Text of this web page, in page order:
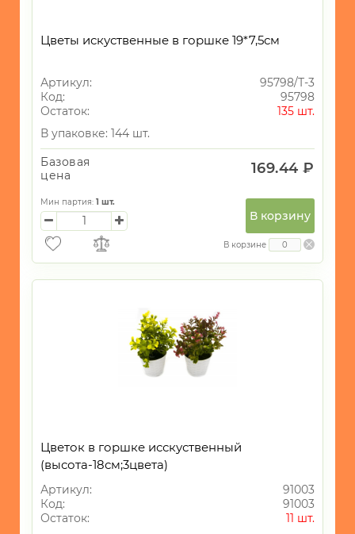
Цветы искуственные в горшке 19*7,5см
Артикул:
95798/Т-3
Код:
95798
Остаток:
135 шт.
В упаковке: 144 шт.
Базовая
цена
169.44 ₽
Мин партия: 1 шт.
В корзину
В корзине
Цветок в горшке исскуственный
(высота-18см;3цвета)
Артикул:
91003
Код:
91003
Остаток:
11 шт.